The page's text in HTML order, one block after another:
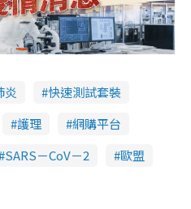
炎
快速測試套裝
護理
網購平台
SARS－CoV－2 歐盟